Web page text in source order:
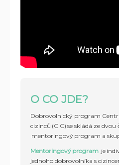
O CO JDE?
Dobrovolnický program
cizinců (CIC) se skládá ze dvou
mentoringový program a
Mentoringový program je
jednoho dobrovolníka s